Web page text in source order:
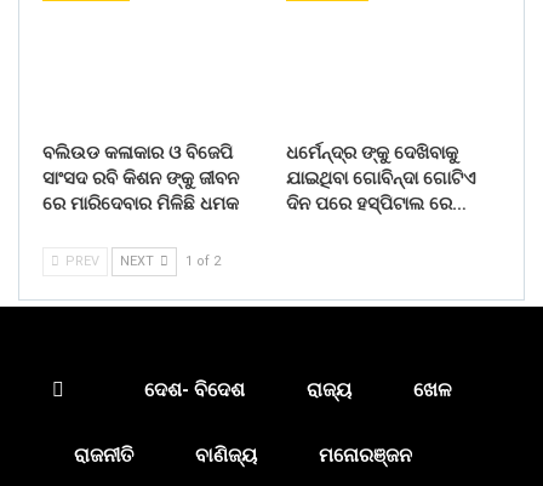
ବଲିଉଡ କଳାକାର ଓ ବିଜେପି
ସାଂସଦ ରବି କିଶନ ଙ୍କୁ ଜୀବନ
ରେ ମାରିଦେବାର ମିଳିଛି ଧମକ
ଧର୍ମେନ୍ଦ୍ର ଙ୍କୁ ଦେଖିବାକୁ
ଯାଇଥିବା ଗୋବିନ୍ଦା ଗୋଟିଏ
ଦିନ ପରେ ହସ୍ପିଟାଲ ରେ…
PREV NEXT 1 of 2
ଦେଶ- ବିଦେଶ ରାଜ୍ୟ ଖେଳ
ରାଜନୀତି ବାଣିଜ୍ୟ ମନୋରଞ୍ଜନ